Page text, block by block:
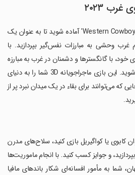
۲۰۲۳
در بازی 'Western Cowboy GunFighter 2023' آماده شوید تا به عنوان یک
غرب وحشی به مبارزات نفس‌گیر بپردازید. با
خود، با گانگسترها و دشمنان در غرب به مبارزه
بپردازید تا برنده جنگ مافیا شوید. این بازی ماجراجویانه 3D شما را به دنیای
که می‌توانند برای بقاء در یک میدان نبرد پر از
کابوی یا کواگیریل بازی کنید، سلاح‌های مدرن
و جوایز کسب کنید. با انجام ماموریت‌ها
شما به مأمور افسانه‌ای شکار باندهای مافیا